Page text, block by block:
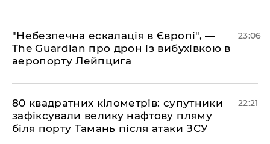
​"Небезпечна ескалація в Європі", —
The Guardian про дрон із вибухівкою в
аеропорту Лейпцига
23:06
​80 квадратних кілометрів: супутники
зафіксували велику нафтову пляму
біля порту Тамань після атаки ЗСУ
22:21